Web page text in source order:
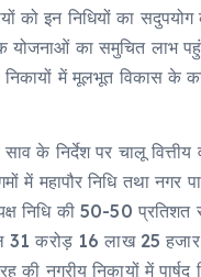
को इन निधियों का
योजनाओं का समुचित लाभ
में मूलभूत विकास के
के निर्देश पर चालू वित्तीय
में महापौर निधि तथा नगर
निधि की 50-50 प्रतिशत
करोड़ 16 लाख 25 हजार
की नगरीय निकायों में